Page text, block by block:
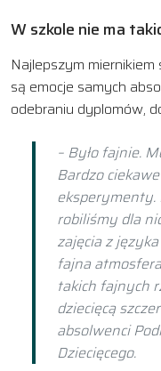
W szkole nie ma
Najlepszym miernikiem
są emocje samych
odebraniu dyplomów,
– Było fajnie.
Bardzo
eksperymenty.
robiliśmy dla
zajęcia z
fajna
takich fajnych
dziecięcą
absolwenci
Dziecięcego.